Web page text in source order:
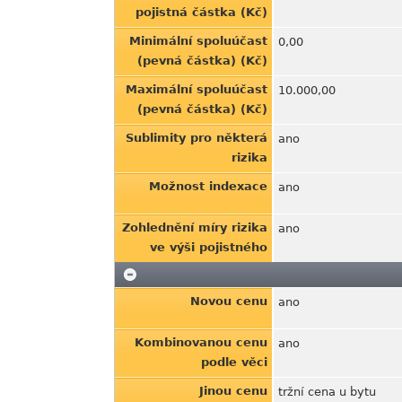
pojistná částka (Kč)
Minimální spoluúčast
(pevná částka) (Kč)
0,00
Maximální spoluúčast
(pevná částka) (Kč)
10.000,00
Sublimity pro některá
rizika
ano
Možnost indexace ano
Zohlednění míry rizika
ve výši pojistného
ano
Novou cenu ano
Kombinovanou cenu
podle věci
ano
Jinou cenu tržní cena u bytu